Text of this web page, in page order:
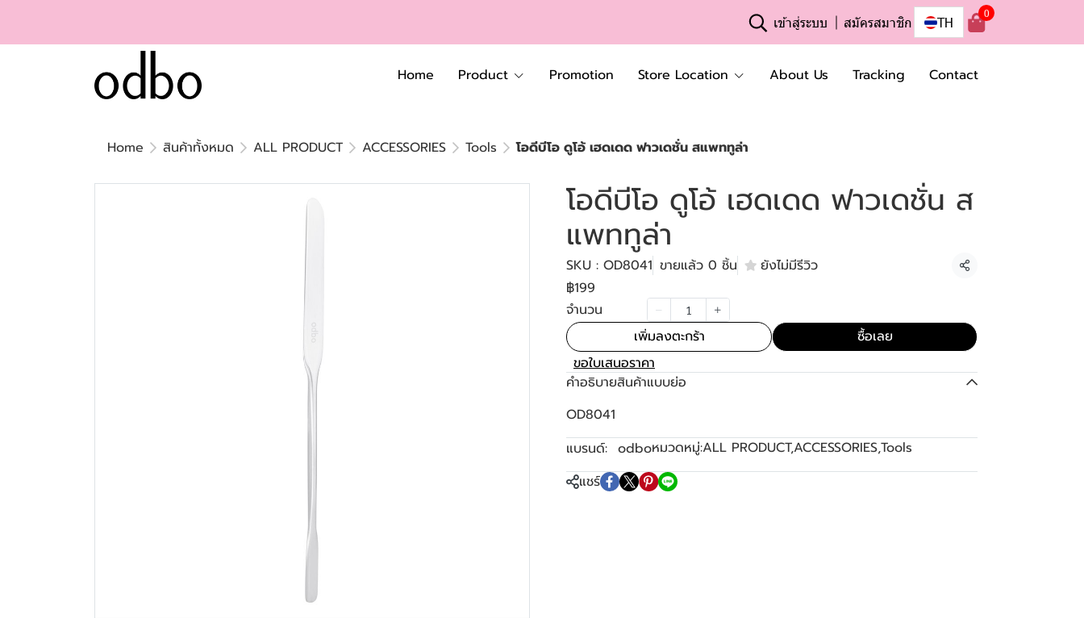
เข้าสู่ระบบ สมัครสมาชิก TH
0
Home Product Promotion Store Location About Us Tracking Contact
Home สินค้าทั้งหมด ALL PRODUCT ACCESSORIES Tools โอดีบีโอ ดูโอ้ เฮดเดด ฟาวเดชั่น สแพททูล่า
โอดีบีโอ ดูโอ้ เฮดเดด ฟาวเดชั่น ส
แพททูล่า
SKU : OD8041 ขายแล้ว 0 ชิ้น ยังไม่มีรีวิว
แชร์
฿199
จำนวน
เพิ่มลงตะกร้า
ซื้อเลย
ขอใบเสนอราคา
คำอธิบายสินค้าแบบย่อ
OD8041
แบรนด์: odboหมวดหมู่:ALL PRODUCT,ACCESSORIES,Tools
แชร์